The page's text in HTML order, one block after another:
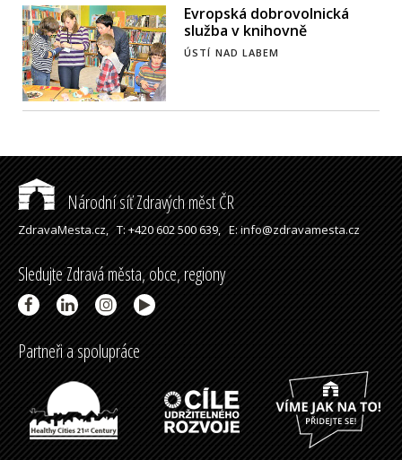
Evropská dobrovolnická
služba v knihovně
ÚSTÍ NAD LABEM
Národní síť Zdravých měst ČR
ZdravaMesta.cz,T: +420 602 500 639,E: info@zdravamesta.cz
Sledujte Zdravá města, obce, regiony
Partneři a spolupráce